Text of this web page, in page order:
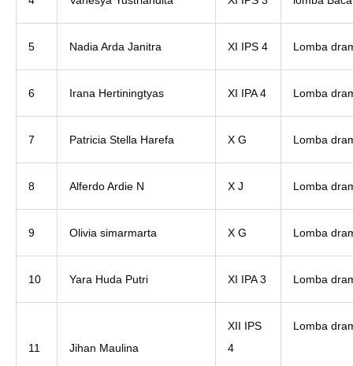
5 Nadia Arda Janitra XI IPS 4 Lomba
6 Irana Hertiningtyas XI IPA 4 Lomba
7 Patricia Stella Harefa X G Lomba
8 Alferdo Ardie N X J Lomba
9 Olivia simarmarta X G Lomba
10 Yara Huda Putri XI IPA 3 Lomba
11 Jihan Maulina
XII IPS
4
Lomba